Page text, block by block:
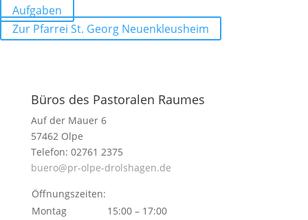
Aufgaben
Zur Pfarrei St. Georg Neuenkleusheim
Büros des Pastoralen Raumes
Auf der Mauer 6
57462 Olpe
Telefon: 02761 2375
buero@pr-olpe-drolshagen.de
Öffnungszeiten:
Montag
15:00 – 17:00